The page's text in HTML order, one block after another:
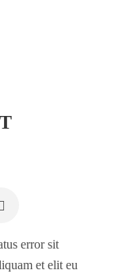
error sit
et elit eu